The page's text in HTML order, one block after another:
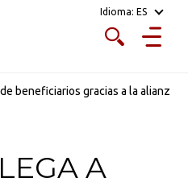
Idioma: ES
beneficiarios gracias a la alianza
A